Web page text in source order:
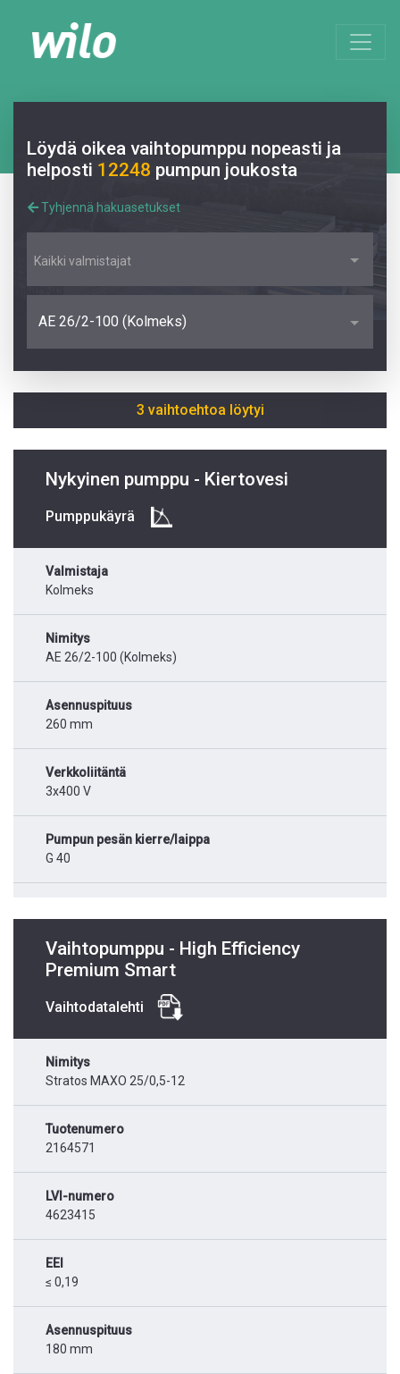
Löydä oikea vaihtopumppu nopeasti ja
helposti 12248 pumpun joukosta
Tyhjennä hakuasetukset
Kaikki valmistajat
AE 26/2-100 (Kolmeks)
3 vaihtoehtoa löytyi
Nykyinen pumppu - Kiertovesi
Pumppukäyrä
Valmistaja
Kolmeks
Nimitys
AE 26/2-100 (Kolmeks)
Asennuspituus
260 mm
Verkkoliitäntä
3x400 V
Pumpun pesän kierre/laippa
G 40
Vaihtopumppu - High Efficiency
Premium Smart
Vaihtodatalehti
Nimitys
Stratos MAXO 25/0,5-12
Tuotenumero
2164571
LVI-numero
4623415
EEI
≤ 0,19
Asennuspituus
180 mm